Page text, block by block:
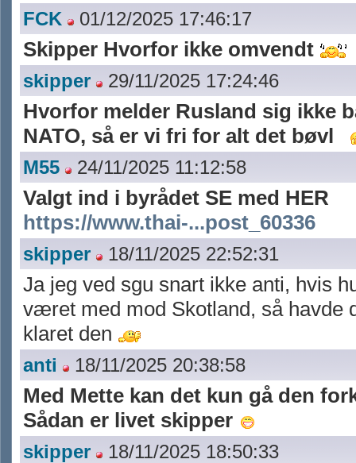
FCK 01/12/2025 17:46:17
Skipper Hvorfor ikke omvendt
skipper 29/11/2025 17:24:46
Hvorfor melder Rusland sig ikke
NATO, så er vi fri for alt det bøvl
M55 24/11/2025 11:12:58
Valgt ind i byrådet SE med HER
https://www.thai-...post_60336
skipper 18/11/2025 22:52:31
Ja jeg ved sgu snart ikke anti, hvis
været med mod Skotland, så havde
klaret den
anti 18/11/2025 20:38:58
Med Mette kan det kun gå den
Sådan er livet skipper
skipper 18/11/2025 18:50:33